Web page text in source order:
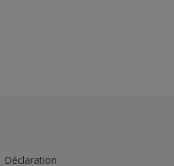
Déclaration